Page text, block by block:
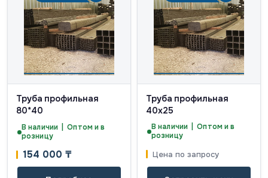
Труба профильная
80*40
В наличии | Оптом и в
розницу
154 000 ₸
Труба профильная
40х25
В наличии | Оптом и в
розницу
Цена по запросу